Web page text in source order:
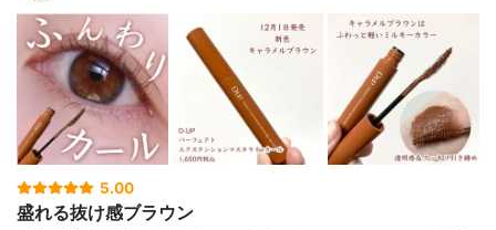
5.00
盛れる抜け感ブラウン